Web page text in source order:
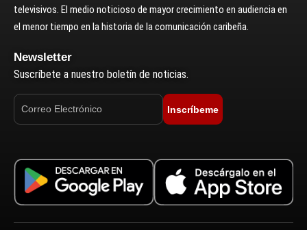
televisivos. El medio noticioso de mayor crecimiento en audiencia en
el menor tiempo en la historia de la comunicación caribeña.
Newsletter
Suscríbete a nuestro boletín de noticias.
Inscríbeme